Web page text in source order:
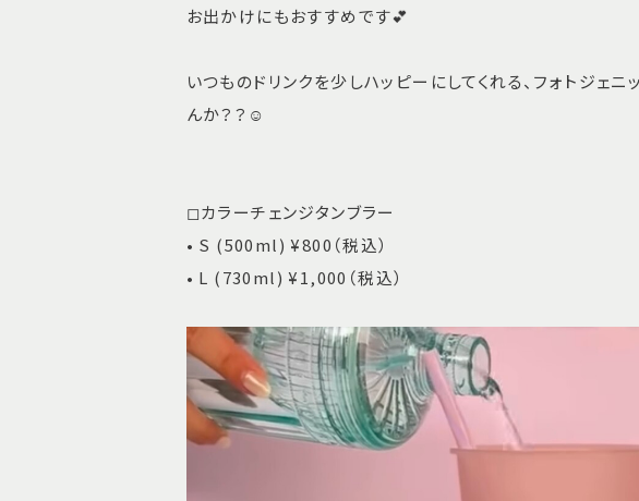
お出かけにもおすすめです💕
いつものドリンクを少しハッピーにしてくれる、フォトジェ
んか？？☺︎
◻︎カラーチェンジタンブラー
• S (500ml) ¥800（税込）
• L (730ml) ¥1,000（税込）